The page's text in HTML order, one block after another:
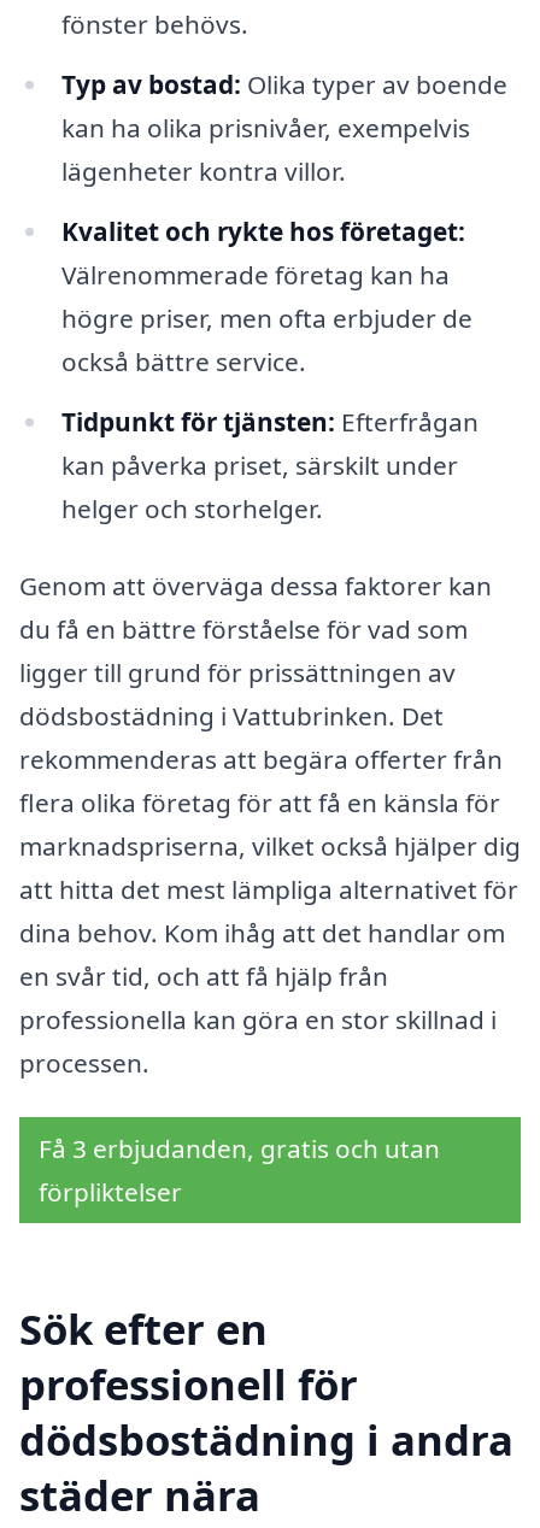
fönster behövs.
Typ av bostad: Olika typer av boende
kan ha olika prisnivåer, exempelvis
lägenheter kontra villor.
Kvalitet och rykte hos företaget:
Välrenommerade företag kan ha
högre priser, men ofta erbjuder de
också bättre service.
Tidpunkt för tjänsten: Efterfrågan
kan påverka priset, särskilt under
helger och storhelger.
Genom att överväga dessa faktorer kan
du få en bättre förståelse för vad som
ligger till grund för prissättningen av
dödsbostädning i Vattubrinken. Det
rekommenderas att begära offerter från
flera olika företag för att få en känsla för
marknadspriserna, vilket också hjälper dig
att hitta det mest lämpliga alternativet för
dina behov. Kom ihåg att det hand­lar om
en svår tid, och att få hjälp från
professionella kan göra en stor skillnad i
processen.
Få 3 erbjudanden, gratis och utan
förpliktelser
Sök efter en
professionell för
dödsbostädning i andra
städer nära